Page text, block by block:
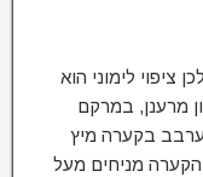
ציפוי לימוני הוא
מרענן, במרקם
בקערה מיץ
הקערה מניחים מעל